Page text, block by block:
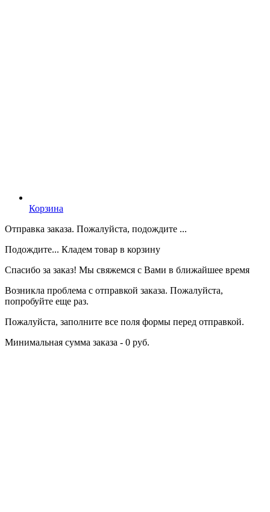
Корзина
Отправка заказа. Пожалуйста, подождите ...
Подождите... Кладем товар в корзину
Спасибо за заказ! Мы свяжемся с Вами в ближайшее время
Возникла проблема с отправкой заказа. Пожалуйста,
попробуйте еще раз.
Пожалуйста, заполните все поля формы перед отправкой.
Минимальная сумма заказа - 0 руб.